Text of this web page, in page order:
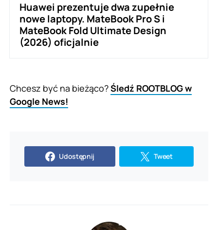
Huawei prezentuje dwa zupełnie
nowe laptopy. MateBook Pro S i
MateBook Fold Ultimate Design
(2026) oficjalnie
Chcesz być na bieżąco?Śledź ROOTBLOG w
Google News!
Udostępnij Tweet